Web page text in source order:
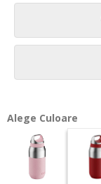
Alege Culoare